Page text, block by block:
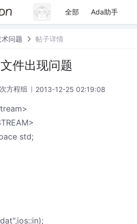
全部 Ada助手
问题 帖子详情
件出现问题
方程组 2013-12-25 02:19:08
std;